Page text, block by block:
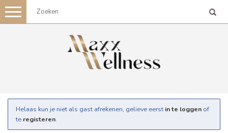
Toggle
navigation
Helaas kun je niet als gast afrekenen, gelieve eerst in te loggen of
te registeren.